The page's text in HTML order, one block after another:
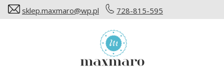
sklep.maxmaro@wp.pl 728-815-595